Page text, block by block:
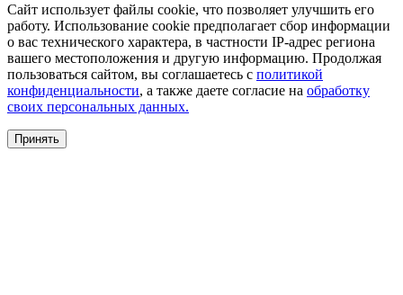
Сайт использует файлы cookie, что позволяет улучшить его
работу. Использование cookie предполагает сбор информации
о вас технического характера, в частности IP-адрес региона
вашего местоположения и другую информацию. Продолжая
пользоваться сайтом, вы соглашаетесь с политикой
конфиденциальности, а также даете согласие на обработку
своих персональных данных.
Принять